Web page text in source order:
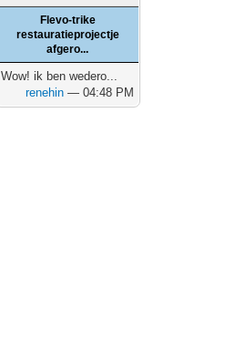
Flevo-trike
restauratieprojectje
afgero...
Wow! ik ben wedero...
renehin — 04:48 PM